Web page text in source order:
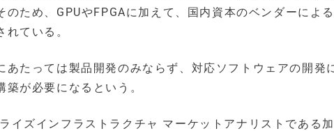
のため、GPUやFPGAに加えて、国内資本のベンダーによ
ている。
あたっては製品開発のみならず、対応ソフトウェアの開発
が必要になるという。
イズインフラストラクチャ マーケットアナリストである